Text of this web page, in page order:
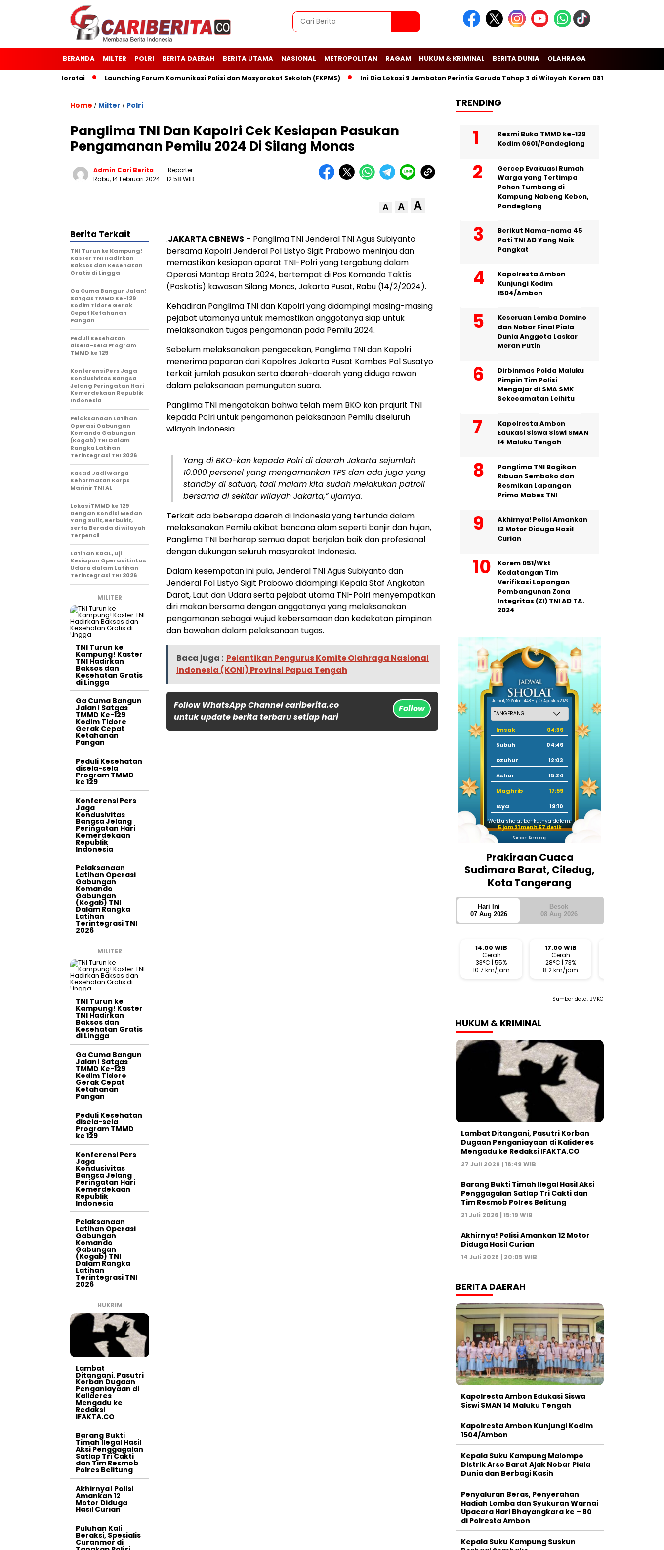
BERANDA MILTER POLRI BERITA DAERAH BERITA UTAMA NASIONAL METROPOLITAN RAGAM HUKUM & KRIMINAL BERITA DUNIA OLAHRAGA
1514/Morotai Launching Forum Komunikasi Polisi dan Masyarakat Sekolah (FKPMS) Ini Dia Lokasi 9 Jembatan Perintis Garuda Tahap 3 di Wilayah Korem 081/Dsj
Home / Milter / Polri
Panglima TNI Dan Kapolri Cek Kesiapan Pasukan
Pengamanan Pemilu 2024 Di Silang Monas
Admin Cari Berita
- Reporter
Rabu, 14 Februari 2024- 12:58 WIB
A A A
.JAKARTA CBNEWS – Panglima TNI Jenderal TNI Agus Subiyanto
bersama Kapolri Jenderal Pol Listyo Sigit Prabowo meninjau dan
memastikan kesiapan aparat TNI-Polri yang tergabung dalam
Operasi Mantap Brata 2024, bertempat di Pos Komando Taktis
(Poskotis) kawasan Silang Monas, Jakarta Pusat, Rabu (14/2/2024).
Kehadiran Panglima TNI dan Kapolri yang didampingi masing-masing
pejabat utamanya untuk memastikan anggotanya siap untuk
melaksanakan tugas pengamanan pada Pemilu 2024.
Sebelum melaksanakan pengecekan, Panglima TNI dan Kapolri
menerima paparan dari Kapolres Jakarta Pusat Kombes Pol Susatyo
terkait jumlah pasukan serta daerah-daerah yang diduga rawan
dalam pelaksanaan pemungutan suara.
Panglima TNI mengatakan bahwa telah mem BKO kan prajurit TNI
kepada Polri untuk pengamanan pelaksanaan Pemilu diseluruh
wilayah Indonesia.
Yang di BKO-kan kepada Polri di daerah Jakarta sejumlah
10.000 personel yang mengamankan TPS dan ada juga yang
standby di satuan, tadi malam kita sudah melakukan patroli
bersama di sekitar wilayah Jakarta,” ujarnya.
Terkait ada beberapa daerah di Indonesia yang tertunda dalam
melaksanakan Pemilu akibat bencana alam seperti banjir dan hujan,
Panglima TNI berharap semua dapat berjalan baik dan profesional
dengan dukungan seluruh masyarakat Indonesia.
Dalam kesempatan ini pula, Jenderal TNI Agus Subiyanto dan
Jenderal Pol Listyo Sigit Prabowo didampingi Kepala Staf Angkatan
Darat, Laut dan Udara serta pejabat utama TNI-Polri menyempatkan
diri makan bersama dengan anggotanya yang melaksanakan
pengamanan sebagai wujud kebersamaan dan kedekatan pimpinan
dan bawahan dalam pelaksanaan tugas.
Baca juga : Pelantikan Pengurus Komite Olahraga Nasional
Indonesia (KONI) Provinsi Papua Tengah
Follow WhatsApp Channel cariberita.co
untuk update berita terbaru setiap hari
Follow
Berita Terkait
TNI Turun ke Kampung!
Kaster TNI Hadirkan
Baksos dan Kesehatan
Gratis di Lingga
Ga Cuma Bangun Jalan!
Satgas TMMD Ke-129
Kodim Tidore Gerak
Cepat Ketahanan
Pangan
Peduli Kesehatan
disela-sela Program
TMMD ke 129
Konferensi Pers Jaga
Kondusivitas Bangsa
Jelang Peringatan Hari
Kemerdekaan Republik
Indonesia
Pelaksanaan Latihan
Operasi Gabungan
Komando Gabungan
(Kogab) TNI Dalam
Rangka Latihan
Terintegrasi TNI 2026
Kasad Jadi Warga
Kehormatan Korps
Marinir TNI AL
Lokasi TMMD ke 129
Dengan Kondisi Medan
Yang Sulit, Berbukit,
serta Berada di wilayah
Terpencil
Latihan KDOL, Uji
Kesiapan Operasi Lintas
Udara dalam Latihan
Terintegrasi TNI 2026
MILITER
TNI Turun ke
Kampung! Kaster
TNI Hadirkan
Baksos dan
Kesehatan Gratis
di Lingga
Ga Cuma Bangun
Jalan! Satgas
TMMD Ke-129
Kodim Tidore
Gerak Cepat
Ketahanan
Pangan
Peduli Kesehatan
disela-sela
Program TMMD
ke 129
Konferensi Pers
Jaga
Kondusivitas
Bangsa Jelang
Peringatan Hari
Kemerdekaan
Republik
Indonesia
Pelaksanaan
Latihan Operasi
Gabungan
Komando
Gabungan
(Kogab) TNI
Dalam Rangka
Latihan
Terintegrasi TNI
2026
MILITER
TNI Turun ke
Kampung! Kaster
TNI Hadirkan
Baksos dan
Kesehatan Gratis
di Lingga
Ga Cuma Bangun
Jalan! Satgas
TMMD Ke-129
Kodim Tidore
Gerak Cepat
Ketahanan
Pangan
Peduli Kesehatan
disela-sela
Program TMMD
ke 129
Konferensi Pers
Jaga
Kondusivitas
Bangsa Jelang
Peringatan Hari
Kemerdekaan
Republik
Indonesia
Pelaksanaan
Latihan Operasi
Gabungan
Komando
Gabungan
(Kogab) TNI
Dalam Rangka
Latihan
Terintegrasi TNI
2026
HUKRIM
Lambat
Ditangani, Pasutri
Korban Dugaan
Penganiayaan di
Kalideres
Mengadu ke
Redaksi
IFAKTA.CO
Barang Bukti
Timah Ilegal Hasil
Aksi Penggagalan
Satlap Tri Cakti
dan Tim Resmob
Polres Belitung
Akhirnya! Polisi
Amankan 12
Motor Diduga
Hasil Curian
Puluhan Kali
Beraksi, Spesialis
Curanmor di
TRENDING
Resmi Buka TMMD ke-129
Kodim 0601/Pandeglang
Gercep Evakuasi Rumah
Warga yang Tertimpa
Pohon Tumbang di
Kampung Nabeng Kebon,
Pandeglang
Berikut Nama-nama 45
Pati TNI AD Yang Naik
Pangkat
Kapolresta Ambon
Kunjungi Kodim
1504/Ambon
Keseruan Lomba Domino
dan Nobar Final Piala
Dunia Anggota Laskar
Merah Putih
Dirbinmas Polda Maluku
Pimpin Tim Polisi
Mengajar di SMA SMK
Sekecamatan Leihitu
Kapolresta Ambon
Edukasi Siswa Siswi SMAN
14 Maluku Tengah
Panglima TNI Bagikan
Ribuan Sembako dan
Resmikan Lapangan
Prima Mabes TNI
Akhirnya! Polisi Amankan
12 Motor Diduga Hasil
Curian
Korem 051/Wkt
Kedatangan Tim
Verifikasi Lapangan
Pembangunan Zona
Integritas (ZI) TNI AD TA.
2024
Jum'at, 22 Safar 1448 H / 07 Agustus 2026
Imsak
04:36
Subuh
04:46
Dzuhur
12:03
Ashar
15:24
Maghrib
17:59
Isya
19:10
Waktu sholat berikutnya dalam:
5 jam 21 menit 57 detik
Sumber: Kemenag
Prakiraan Cuaca
Sudimara Barat, Ciledug,
Kota Tangerang
Hari Ini
07 Aug 2026
Besok
08 Aug 2026
14:00 WIB
Cerah
33°C | 55%
10.7 km/jam
17:00 WIB
Cerah
28°C | 73%
8.2 km/jam
Sumber data: BMKG
HUKUM & KRIMINAL
Lambat Ditangani, Pasutri Korban
Dugaan Penganiayaan di Kalideres
Mengadu ke Redaksi IFAKTA.CO
27 Juli 2026 | 18:49 WIB
Barang Bukti Timah Ilegal Hasil Aksi
Penggagalan Satlap Tri Cakti dan
Tim Resmob Polres Belitung
21 Juli 2026 | 15:19 WIB
Akhirnya! Polisi Amankan 12 Motor
Diduga Hasil Curian
14 Juli 2026 | 20:05 WIB
BERITA DAERAH
Kapolresta Ambon Edukasi Siswa
Siswi SMAN 14 Maluku Tengah
Kapolresta Ambon Kunjungi Kodim
1504/Ambon
Kepala Suku Kampung Malompo
Distrik Arso Barat Ajak Nobar Piala
Dunia dan Berbagi Kasih
Penyaluran Beras, Penyerahan
Hadiah Lomba dan Syukuran Warnai
Upacara Hari Bhayangkara ke – 80
di Polresta Ambon
Kepala Suku Kampung Suskun